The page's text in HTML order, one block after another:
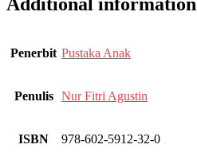
Additional information
Penerbit Pustaka Anak
Penulis Nur Fitri Agustin
ISBN 978-602-5912-32-0